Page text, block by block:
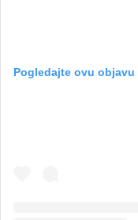
Pogledajte ovu